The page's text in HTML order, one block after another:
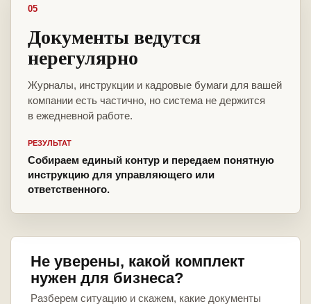
05
Документы ведутся
нерегулярно
Журналы, инструкции и кадровые бумаги для вашей
компании есть частично, но система не держится
в ежедневной работе.
РЕЗУЛЬТАТ
Собираем единый контур и передаем понятную
инструкцию для управляющего или
ответственного.
Не уверены, какой комплект
нужен для бизнеса?
Разберем ситуацию и скажем, какие документы